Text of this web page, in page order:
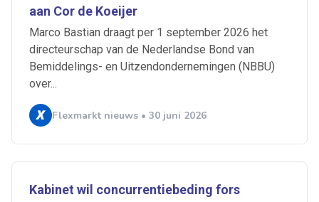
aan Cor de Koeijer
Marco Bastian draagt per 1 september 2026 het
directeurschap van de Nederlandse Bond van
Bemiddelings- en Uitzendondernemingen (NBBU)
over...
Flexmarkt nieuws • 30 juni 2026
Kabinet wil concurrentiebeding fors